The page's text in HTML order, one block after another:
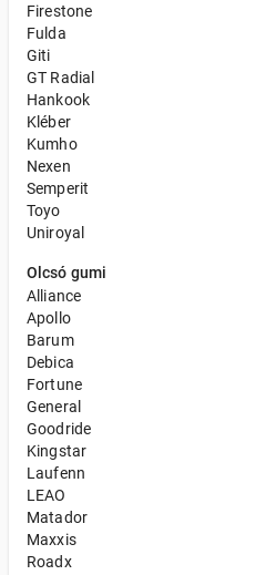
Firestone
Fulda
Giti
GT Radial
Hankook
Kléber
Kumho
Nexen
Semperit
Toyo
Uniroyal
Olcsó gumi
Alliance
Apollo
Barum
Debica
Fortune
General
Goodride
Kingstar
Laufenn
LEAO
Matador
Maxxis
Roadx